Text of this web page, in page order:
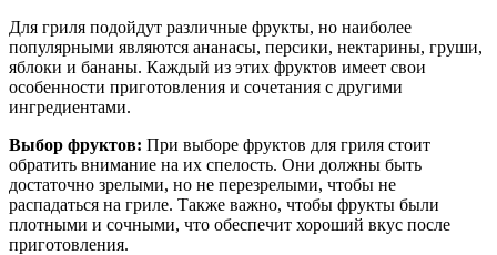
Для гриля подойдут различные фрукты, но наиболее
популярными являются ананасы, персики, нектарины, груши,
яблоки и бананы. Каждый из этих фруктов имеет свои
особенности приготовления и сочетания с другими
ингредиентами.
Выбор фруктов: При выборе фруктов для гриля стоит
обратить внимание на их спелость. Они должны быть
достаточно зрелыми, но не перезрелыми, чтобы не
распадаться на гриле. Также важно, чтобы фрукты были
плотными и сочными, что обеспечит хороший вкус после
приготовления.